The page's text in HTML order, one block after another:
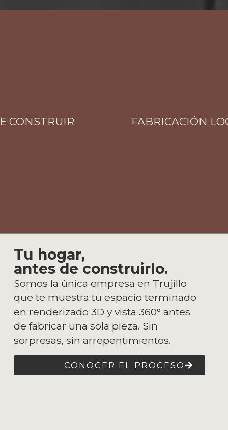
FABRICACIÓN LOCAL
Tu hogar,
antes de construirlo.
Somos la única empresa en Trujillo
que te muestra tu espacio terminado
en renderizado 3D y vista 360° antes
de fabricar una sola pieza. Sin
sorpresas, sin arrepentimientos.
CONOCER EL PROCESO